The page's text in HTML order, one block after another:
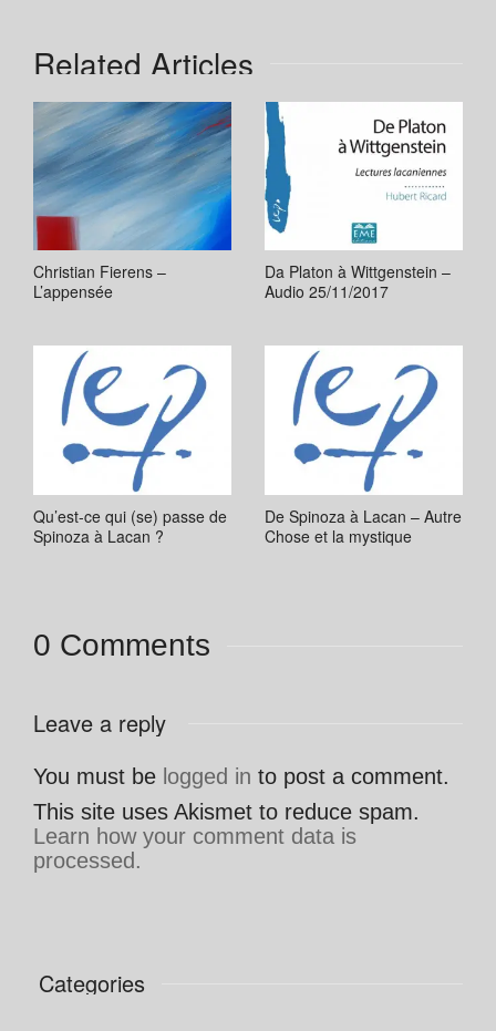
Related Articles
Christian Fierens –
L’appensée
Da Platon à Wittgenstein –
Audio 25/11/2017
Qu’est-ce qui (se) passe de
Spinoza à Lacan ?
De Spinoza à Lacan – Autre
Chose et la mystique
0 Comments
Leave a reply
You must be logged in to post a comment.
This site uses Akismet to reduce spam.
Learn how your comment data is
processed.
Categories